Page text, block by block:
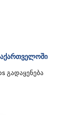
გადაყენება